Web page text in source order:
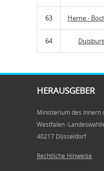
63 Herne -
64
HERAUSGEBER
Ministerium des Innern
Westfalen -
40217 Düsseldorf
Rechtliche Hinweise